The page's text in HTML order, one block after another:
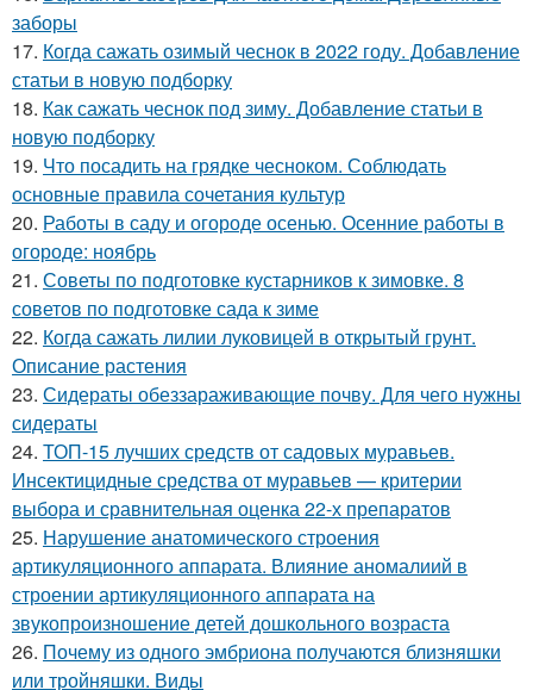
заборы
17. Когда сажать озимый чеснок в 2022 году. Добавление
статьи в новую подборку
18. Как сажать чеснок под зиму. Добавление статьи в
новую подборку
19. Что посадить на грядке чесноком. Соблюдать
основные правила сочетания культур
20. Работы в саду и огороде осенью. Осенние работы в
огороде: ноябрь
21. Советы по подготовке кустарников к зимовке. 8
советов по подготовке сада к зиме
22. Когда сажать лилии луковицей в открытый грунт.
Описание растения
23. Сидераты обеззараживающие почву. Для чего нужны
сидераты
24. ТОП-15 лучших средств от садовых муравьев.
Инсектицидные средства от муравьев — критерии
выбора и сравнительная оценка 22-х препаратов
25. Нарушение анатомического строения
артикуляционного аппарата. Влияние аномалиий в
строении артикуляционного аппарата на
звукопроизношение детей дошкольного возраста
26. Почему из одного эмбриона получаются близняшки
или тройняшки. Виды